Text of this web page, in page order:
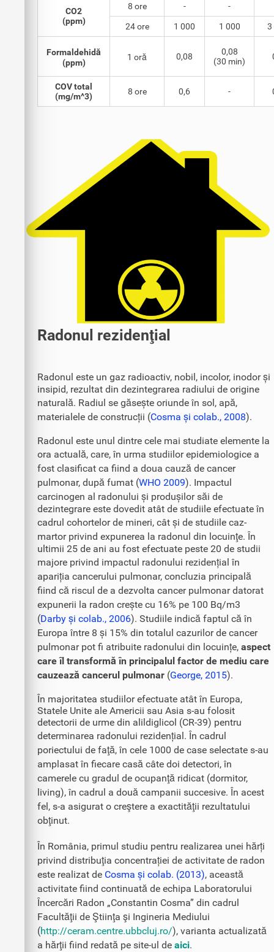
CO2
(ppm)
8 ore - -
24 ore 1 000 1 000 3
Formaldehidă
(ppm)
1 oră 0,08
0,08
(30 min)
COV total
(mg/m^3)
8 ore 0,6 -
Radonul rezidenţial
Radonul este un gaz radioactiv, nobil, incolor, inodor și
insipid, rezultat din dezintegrarea radiului de origine
naturală. Radiul se găsește oriunde în sol, apă,
materialele de construcții (Cosma și colab., 2008).
Radonul este unul dintre cele mai studiate elemente la
ora actuală, care, în urma studiilor epidemiologice a
fost clasificat ca fiind a doua cauză de cancer
pulmonar, după fumat (WHO 2009). Impactul
carcinogen al radonului și produșilor săi de
dezintegrare este dovedit atât de studiile efectuate în
cadrul cohortelor de mineri, cât și de studiile caz-
martor privind expunerea la radonul din locuinţe. În
ultimii 25 de ani au fost efectuate peste 20 de studii
majore privind impactul radonului rezidențial în
apariția cancerului pulmonar, concluzia principală
fiind că riscul de a dezvolta cancer pulmonar datorat
expunerii la radon crește cu 16% pe 100 Bq/m3
(Darby și colab., 2006). Studiile indică faptul că în
Europa între 8 și 15% din totalul cazurilor de cancer
pulmonar pot fi atribuite radonului din locuințe, aspect
care îl transformă în principalul factor de mediu care
cauzează cancerul pulmonar (George, 2015).
În majoritatea studiilor efectuate atât în Europa,
Statele Unite ale Americii sau Asia s-au folosit
detectorii de urme din alildiglicol (CR-39) pentru
determinarea radonului rezidențial. În cadrul
poriectului de faţă, în cele 1000 de case selectate s-au
amplasat în fiecare casă câte doi detectori, în
camerele cu gradul de ocupanţă ridicat (dormitor,
living), în cadrul a două campanii succesive. În acest
fel, s-a asigurat o creştere a exactităţii rezultatului
obţinut.
În România, primul studiu pentru realizarea unei hărți
privind distribuţia concentrației de activitate de radon
este realizat de Cosma și colab. (2013), această
activitate fiind continuată de echipa Laboratorului
Încercări Radon „Constantin Cosma” din cadrul
Facultăţii de Ştiinţa şi Ingineria Mediului
(http://ceram.centre.ubbcluj.ro/), varianta actualizată
a hărţii fiind redată pe site-ul de aici.